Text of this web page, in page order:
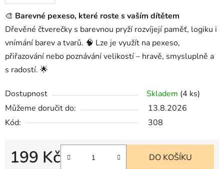
🎨 Barevné pexeso, které roste s vaším dítětem
Dřevěné čtverečky s barevnou pryží rozvíjejí paměť, logiku i
vnímání barev a tvarů. 🧠 Lze je využít na pexeso,
přiřazování nebo poznávání velikostí – hravě, smysluplně a
s radostí. 🌟
Dostupnost Skladem (4 ks)
Můžeme doručit do:
13.8.2026
Kód:
308
199 Kč DO KOŠÍKU